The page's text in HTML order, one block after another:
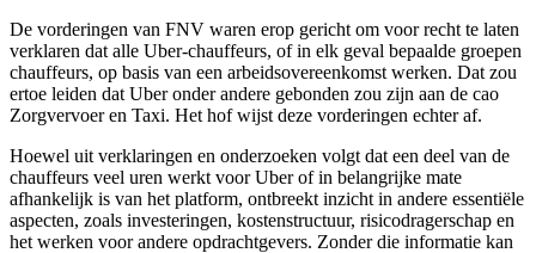
De vorderingen van FNV waren erop gericht om voor recht te laten
verklaren dat alle Uber-chauffeurs, of in elk geval bepaalde groepen
chauffeurs, op basis van een arbeidsovereenkomst werken. Dat zou
ertoe leiden dat Uber onder andere gebonden zou zijn aan de cao
Zorgvervoer en Taxi. Het hof wijst deze vorderingen echter af.
Hoewel uit verklaringen en onderzoeken volgt dat een deel van de
chauffeurs veel uren werkt voor Uber of in belangrijke mate
afhankelijk is van het platform, ontbreekt inzicht in andere essentiële
aspecten, zoals investeringen, kostenstructuur, risicodragerschap en
het werken voor andere opdrachtgevers. Zonder die informatie kan